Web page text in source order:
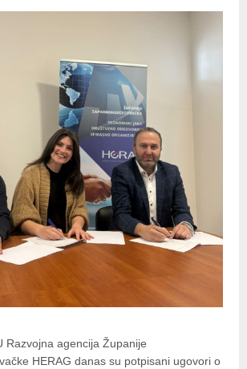
Razvojna agencija Županije
HERAG danas su potpisani ugovori o